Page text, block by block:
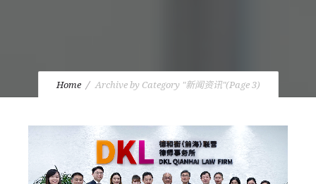
Home Archive by Category "新闻资讯"(Page 3)